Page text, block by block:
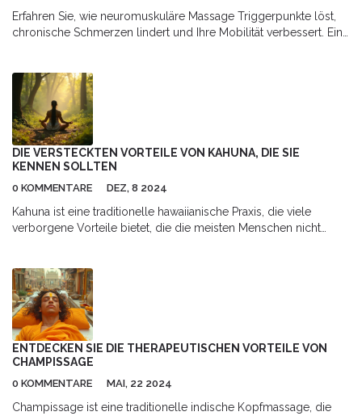
Erfahren Sie, wie neuromuskuläre Massage Triggerpunkte löst,
chronische Schmerzen lindert und Ihre Mobilität verbessert. Ein
DIE VERSTECKTEN VORTEILE VON KAHUNA, DIE SIE
KENNEN SOLLTEN
0 KOMMENTARE DEZ, 8 2024
Kahuna ist eine traditionelle hawaiianische Praxis, die viele
verborgene Vorteile bietet, die die meisten Menschen nicht
Wohlbefinden. Das Erlernen der verschiedenen Aspekte von
Kahuna kann zu einem tieferen Verständnis von Selbstheilung
und einem harmonischeren Leben führen. In diesem Artikel
entdecken Sie faszinierende Fakten und Tipps, wie Kahuna
positive Veränderungen in Ihr Leben bringen kann.
ENTDECKEN SIE DIE THERAPEUTISCHEN VORTEILE VON
CHAMPISSAGE
0 KOMMENTARE MAI, 22 2024
Champissage ist eine traditionelle indische Kopfmassage, die